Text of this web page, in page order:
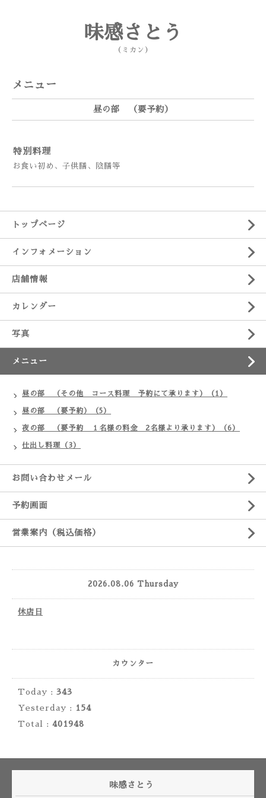
味感さとう
（ミカン）
メニュー
昼の部 （要予約）
特別料理
お食い初め、子供膳、陰膳等
トップページ
インフォメーション
店舗情報
カレンダー
写真
メニュー
昼の部 （その他 コース料理 予約にて承ります）（1）
昼の部 （要予約）（5）
夜の部 （要予約 １名様の料金 2名様より承ります）（6）
仕出し料理（3）
お問い合わせメール
予約画面
営業案内（税込価格）
2026.08.06 Thursday
休店日
カウンター
Today : 343
Yesterday :
154
Total : 401948
味感さとう